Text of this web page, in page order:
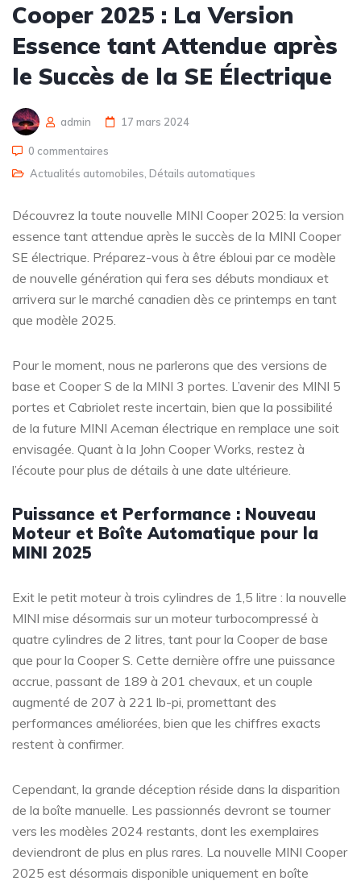
Cooper 2025 : La Version
Essence tant Attendue après
le Succès de la SE Électrique
admin 17 mars 2024
0 commentaires
Actualités automobiles, Détails automatiques
Découvrez la toute nouvelle MINI Cooper 2025: la version
essence tant attendue après le succès de la MINI Cooper
SE électrique. Préparez-vous à être ébloui par ce modèle
de nouvelle génération qui fera ses débuts mondiaux et
arrivera sur le marché canadien dès ce printemps en tant
que modèle 2025.
Pour le moment, nous ne parlerons que des versions de
base et Cooper S de la MINI 3 portes. L’avenir des MINI 5
portes et Cabriolet reste incertain, bien que la possibilité
de la future MINI Aceman électrique en remplace une soit
envisagée. Quant à la John Cooper Works, restez à
l’écoute pour plus de détails à une date ultérieure.
Puissance et Performance : Nouveau
Moteur et Boîte Automatique pour la
MINI 2025
Exit le petit moteur à trois cylindres de 1,5 litre : la nouvelle
MINI mise désormais sur un moteur turbocompressé à
quatre cylindres de 2 litres, tant pour la Cooper de base
que pour la Cooper S. Cette dernière offre une puissance
accrue, passant de 189 à 201 chevaux, et un couple
augmenté de 207 à 221 lb-pi, promettant des
performances améliorées, bien que les chiffres exacts
restent à confirmer.
Cependant, la grande déception réside dans la disparition
de la boîte manuelle. Les passionnés devront se tourner
vers les modèles 2024 restants, dont les exemplaires
deviendront de plus en plus rares. La nouvelle MINI Cooper
2025 est désormais disponible uniquement en boîte